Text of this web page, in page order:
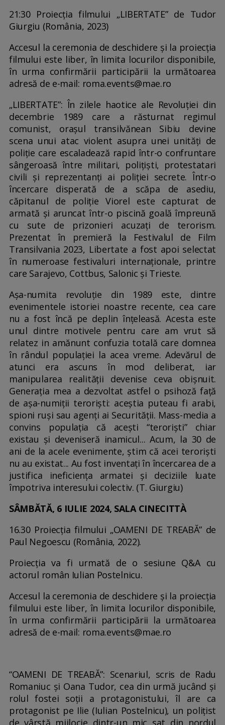
21:30 Proiecția filmului „LIBERTATE” de Tudor
Giurgiu (România, 2023)
Accesul la ceremonia de deschidere și la proiecția
filmului este liber, în limita locurilor disponibile,
în urma confirmării participării la următoarea
adresă de e-mail: roma.events@mae.ro
„LIBERTATE”: În zilele haotice ale Revoluției din
decembrie 1989 care a răsturnat regimul
comunist, orașul transilvănean Sibiu devine
scena unui atac violent asupra unei unități de
poliție care escaladează rapid într-o confruntare
sângeroasă între militari, polițiști, protestatari
civili și reprezentanți ai poliției secrete. Într-o
încercare disperată de a scăpa de asediu,
căpitanul de poliție Viorel este capturat de
armată și aruncat într-o piscină goală împreună
cu sute de prizonieri acuzați de terorism.
Prezentat în premieră la Festivalul de Film
Transilvania 2023, Libertate a fost apoi selectat
în numeroase festivaluri internaționale, printre
care Sarajevo, Cottbus, Salonic și Trieste.
Așa-numita revoluție din 1989 este, dintre
evenimentele istoriei noastre recente, cea care
nu a fost încă pe deplin înțeleasă. Acesta este
unul dintre motivele pentru care am vrut să
relatez in amănunt confuzia totală care domnea
în rândul populației la acea vreme. Adevărul de
atunci era ascuns în mod deliberat, iar
manipularea realității devenise ceva obișnuit.
Generația mea a dezvoltat astfel o psihoză față
de așa-numiții teroriști: aceștia puteau fi arabi,
spioni ruși sau agenți ai Securității. Mass-media a
convins populația că acești “teroriști” chiar
existau și deveniseră inamicul... Acum, la 30 de
ani de la acele evenimente, știm că acei teroriști
nu au existat... Au fost inventați în încercarea de a
justifica ineficiența armatei și deciziile luate
împotriva interesului colectiv. (T. Giurgiu)
SÂMBĂTĂ, 6 IULIE 2024, SALA CINECITTÀ
16.30 Proiecția filmului „OAMENI DE TREABĂ” de
Paul Negoescu (România, 2022).
Proiecția va fi urmată de o sesiune Q&A cu
actorul român Iulian Postelnicu.
Accesul la ceremonia de deschidere și la proiecția
filmului este liber, în limita locurilor disponibile,
în urma confirmării participării la următoarea
adresă de e-mail: roma.events@mae.ro
“OAMENI DE TREABĂ”: Scenariul, scris de Radu
Romaniuc și Oana Tudor, cea din urmă jucând și
rolul fostei soții a protagonistului, îl are ca
protagonist pe Ilie (Iulian Postelnicu), un polițist
de vârstă mijlocie dintr-un mic sat din nordul